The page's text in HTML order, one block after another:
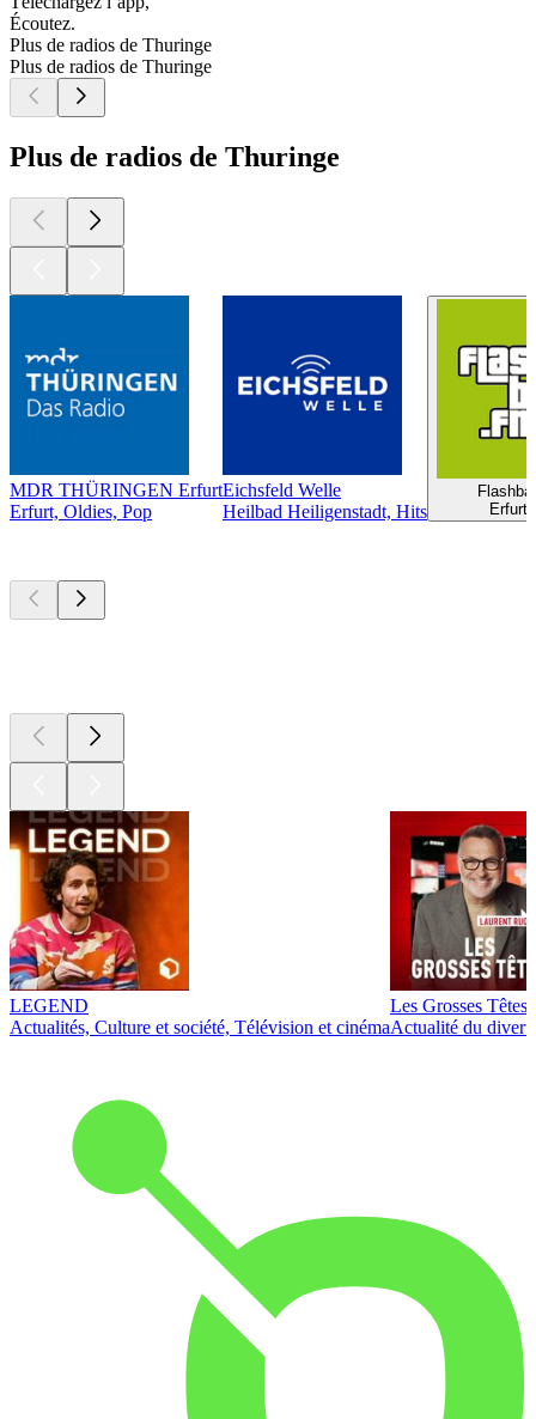
Écoutez.
Plus de radios de Thuringe
Plus de radios de Thuringe
Plus de radios de Thuringe
MDR THÜRINGEN Erfurt
Erfurt, Oldies, Pop
Eichsfeld Welle
Heilbad Heiligenstadt, Hits
LEGEND
Actualités, Culture et société, Télévision et cinéma
Les Grosses Têtes
Actualité du